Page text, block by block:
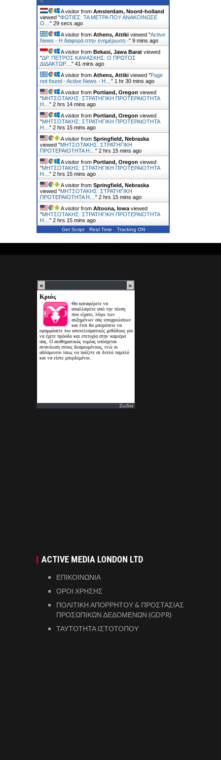
A visitor from Amsterdam, Noord-holland
viewed "ΦΩΤΙΕΣ: ΤΑ ΜΕΤΡΑ ΠΟΥ ΑΝΑΚΟΙΝΩΣΕ
Ο… " 30 secs ago
A visitor from Athens, Attiki viewed "Active
News - Η διαφορά στην ενημέρωση -" 9 mins ago
A visitor from Bekasi, Jawa Barat viewed
"ΔΡ. ΠΕΤΡΟΣ ΚΑΨΑΣΚΗΣ: Ο ΠΡΩΤΟΣ
ΔΙΔΑΚΤΩΡ… " 41 mins ago
A visitor from Athens, Attiki viewed "Page
not found - Active News - Η… " 1 hr 30 mins ago
A visitor from Portland, Oregon viewed
"ΜΗΤΣΟΤΑΚΗΣ: ΣΤΡΑΤΗΓΙΚΗ ΠΡΟΤΕΡΑΙΟΤΗΤΑ
Η… " 2 hrs 14 mins ago
A visitor from Portland, Oregon viewed
"ΜΗΤΣΟΤΑΚΗΣ: ΣΤΡΑΤΗΓΙΚΗ ΠΡΟΤΕΡΑΙΟΤΗΤΑ
Η… " 2 hrs 15 mins ago
A visitor from Springfield, Nebraska
viewed "ΜΗΤΣΟΤΑΚΗΣ: ΣΤΡΑΤΗΓΙΚΗ
ΠΡΟΤΕΡΑΙΟΤΗΤΑ Η… " 2 hrs 15 mins ago
A visitor from Portland, Oregon viewed
"ΜΗΤΣΟΤΑΚΗΣ: ΣΤΡΑΤΗΓΙΚΗ ΠΡΟΤΕΡΑΙΟΤΗΤΑ
Η… " 2 hrs 15 mins ago
A visitor from Springfield, Nebraska
viewed "ΜΗΤΣΟΤΑΚΗΣ: ΣΤΡΑΤΗΓΙΚΗ
ΠΡΟΤΕΡΑΙΟΤΗΤΑ Η… " 2 hrs 15 mins ago
A visitor from Altoona, Iowa viewed
"ΜΗΤΣΟΤΑΚΗΣ: ΣΤΡΑΤΗΓΙΚΗ ΠΡΟΤΕΡΑΙΟΤΗΤΑ
Η… " 2 hrs 15 mins ago
Get Script Real Time Tracking ON
Ζωδια
ACTIVE MEDIA LONDON LTD
ΕΠΙΚΟΙΝΩΝΙΑ
ΟΡΟΙ ΧΡΗΣΗΣ
ΠΟΛΙΤΙΚΗ ΑΠΟΡΡΗΤΟΥ & ΠΡΟΣΤΑΣΙΑΣ
ΠΡΟΣΩΠΙΚΩΝ ΔΕΔΟΜΕΝΩΝ (GDPR)
ΤΑΥΤΟΤΗΤΑ ΙΣΤΟΤΟΠΟΥ